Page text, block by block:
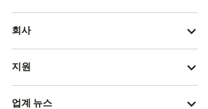
회사
지원
업계 뉴스